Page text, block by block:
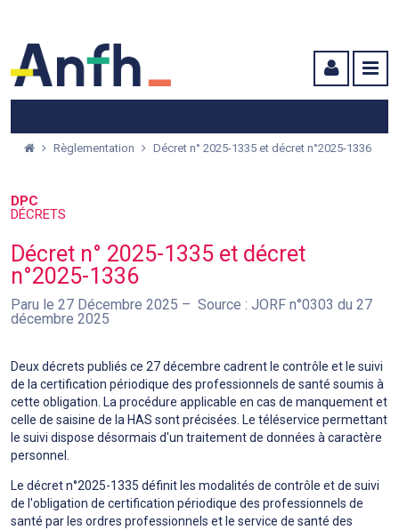
Règlementation Décret n° 2025-1335 et décret n°2025-1336
DPC
DÉCRETS
Décret n° 2025-1335 et décret
n°2025-1336
Paru le 27 Décembre 2025
Source : JORF n°0303 du 27
décembre 2025
Deux décrets publiés ce 27 décembre cadrent le contrôle et le suivi
de la certification périodique des professionnels de santé soumis à
cette obligation. La procédure applicable en cas de manquement et
celle de saisine de la HAS sont précisées. Le téléservice permettant
le suivi dispose désormais d'un traitement de données à caractère
personnel.
Le décret n°2025-1335 définit les modalités de contrôle et de suivi
de l'obligation de certification périodique des professionnels de
santé par les ordres professionnels et le service de santé des